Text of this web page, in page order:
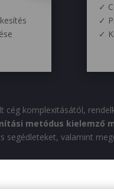
✓
✓
✓
cég komplexitásától,
metódus
segédleteket, valamint